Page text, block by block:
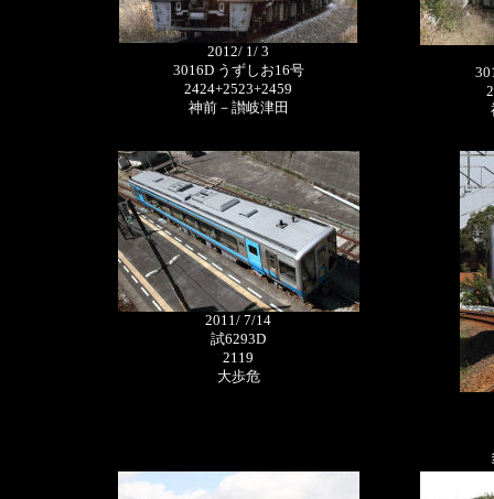
2012/ 1/ 3
3016D うずしお16号
2424+2523+2459
神前－讃岐津田
2011/ 7/14
試6293D
2119
大歩危